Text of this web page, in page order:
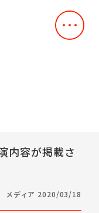
内容が掲載さ
メディア 2020/03/18